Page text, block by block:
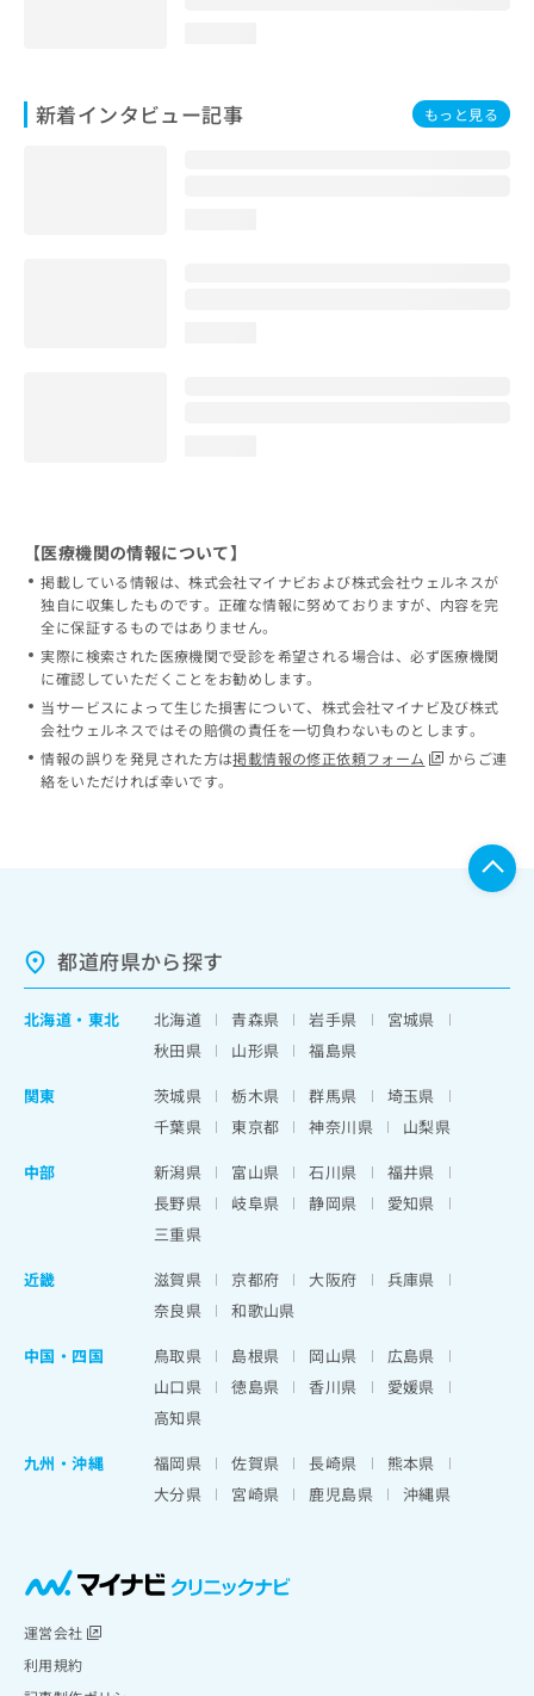
新着インタビュー記事 もっと見る
【医療機関の情報について】
掲載している情報は、株式会社マイナビおよび株式会社ウェルネスが
独自に収集したものです。正確な情報に努めておりますが、内容を完
全に保証するものではありません。
実際に検索された医療機関で受診を希望される場合は、必ず医療機関
に確認していただくことをお勧めします。
当サービスによって生じた損害について、株式会社マイナビ及び株式
会社ウェルネスではその賠償の責任を一切負わないものとします。
情報の誤りを発見された方は掲載情報の修正依頼フォーム
からご連
絡をいただければ幸いです。
都道府県から探す
北海道 ・ 東北 北海道 青森県 岩手県
宮城県
秋田県
山形県
福島県
関東
茨城県 栃木県 群馬県
埼玉県
千葉県
東京都 神奈川県
山梨県
中部
新潟県 富山県 石川県
福井県
長野県
岐阜県 静岡県
愛知県
三重県
近畿
滋賀県 京都府 大阪府
兵庫県
奈良県
和歌山県
中国・四国
鳥取県 島根県 岡山県
広島県
山口県
徳島県 香川県
愛媛県
高知県
九州・沖縄
福岡県 佐賀県 長崎県
熊本県
大分県
宮崎県 鹿児島県 沖縄県
運営会社
利用規約